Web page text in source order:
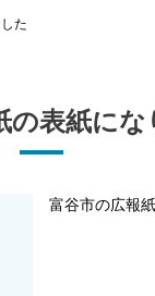
た
の表紙にな
富谷市の広報